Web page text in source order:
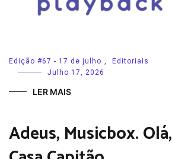
Edição #67 - 17 de julho ,
Editoriais
Julho 17, 2026
LER MAIS
Adeus, Musicbox. Olá,